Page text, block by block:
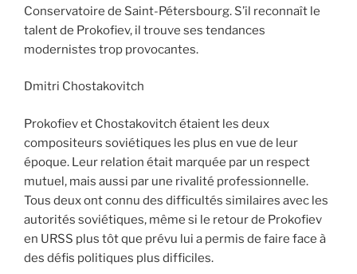
Conservatoire de Saint-Pétersbourg. S’il reconnaît le
talent de Prokofiev, il trouve ses tendances
modernistes trop provocantes.
Dmitri Chostakovitch
Prokofiev et Chostakovitch étaient les deux
compositeurs soviétiques les plus en vue de leur
époque. Leur relation était marquée par un respect
mutuel, mais aussi par une rivalité professionnelle.
Tous deux ont connu des difficultés similaires avec les
autorités soviétiques, même si le retour de Prokofiev
en URSS plus tôt que prévu lui a permis de faire face à
des défis politiques plus difficiles.